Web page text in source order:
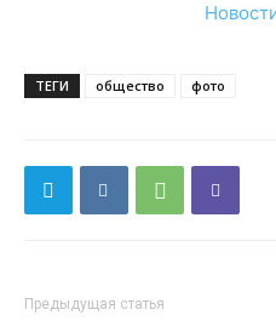
ТЕГИ общество фото
Предыдущая статья